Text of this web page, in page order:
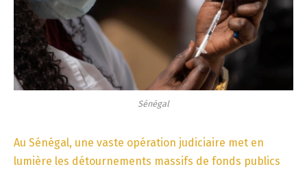
Sénégal
Au Sénégal, une vaste opération judiciaire met en
lumière les détournements massifs de fonds publics